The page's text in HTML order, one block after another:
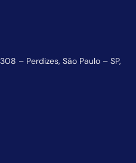
– Perdizes, São Paulo – SP,